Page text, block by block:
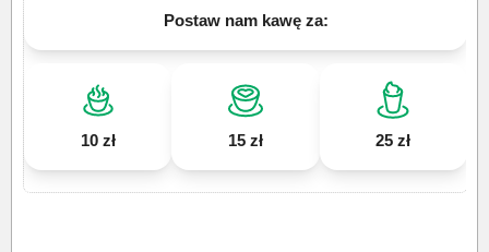
Postaw nam kawę za:
10 zł 15 zł 25 zł